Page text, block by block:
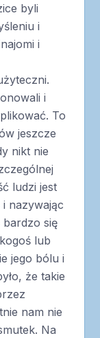
byli
i
i
i
To
jeszcze
nikt nie
ludzi jest
nazywając
bardzo się
lub
jego bólu i
że takie
nam nie
Na